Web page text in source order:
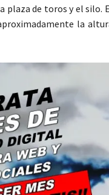
plaza de toros y el silo.
la